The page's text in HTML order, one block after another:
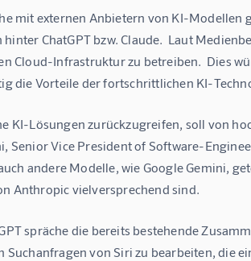
mit externen Anbietern von KI-
ChatGPT bzw. Claude.  Laut
Cloud-Infrastruktur zu betreiben.  Dies
die Vorteile der fortschrittlichen KI-
KI-Lösungen zurückzugreifen, soll von
Senior Vice President of Software-
andere Modelle, wie Google Gemini,
Anthropic vielversprechend sind.
spräche die bereits bestehende
Suchanfragen von Siri zu bearbeiten, die